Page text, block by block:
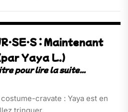
: Maintenant
Yaya L.)
cravate : Yaya est en